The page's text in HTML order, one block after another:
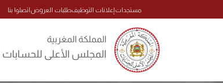
مستجداتإعلانات التوظيفطلبات العروضاتصلوا بنا